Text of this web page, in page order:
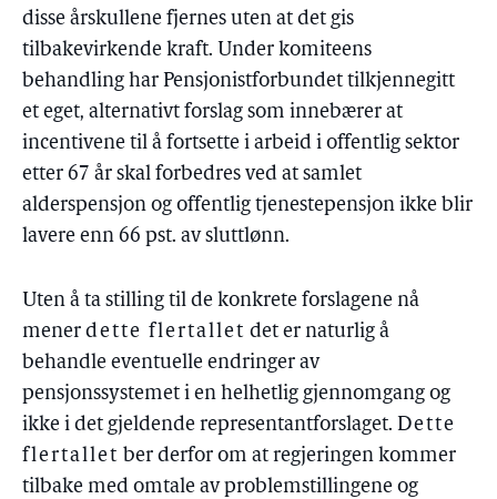
disse årskullene fjernes uten at det gis
tilbakevirkende kraft. Under komiteens
behandling har Pensjonistforbundet tilkjennegitt
et eget, alternativt forslag som innebærer at
incentivene til å fortsette i arbeid i offentlig sektor
etter 67 år skal forbedres ved at samlet
alderspensjon og offentlig tjenestepensjon ikke blir
lavere enn 66 pst. av sluttlønn.
Uten å ta stilling til de konkrete forslagene nå
mener dette flertallet det er naturlig å
behandle eventuelle endringer av
pensjonssystemet i en helhetlig gjennomgang og
ikke i det gjeldende representantforslaget. Dette
flertallet ber derfor om at regjeringen kommer
tilbake med omtale av problemstillingene og